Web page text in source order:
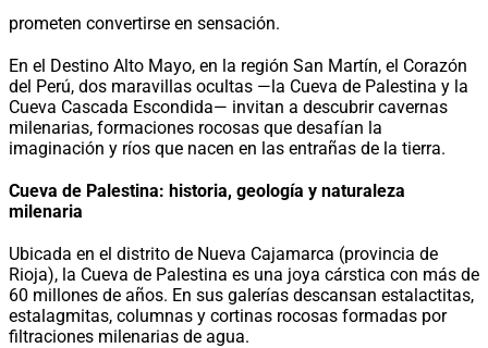
prometen convertirse en sensación.
En el Destino Alto Mayo, en la región San Martín, el Corazón
del Perú, dos maravillas ocultas —la Cueva de Palestina y la
Cueva Cascada Escondida— invitan a descubrir cavernas
milenarias, formaciones rocosas que desafían la
imaginación y ríos que nacen en las entrañas de la tierra.
Cueva de Palestina: historia, geología y naturaleza
milenaria
Ubicada en el distrito de Nueva Cajamarca (provincia de
Rioja), la Cueva de Palestina es una joya cárstica con más de
60 millones de años. En sus galerías descansan estalactitas,
estalagmitas, columnas y cortinas rocosas formadas por
filtraciones milenarias de agua.